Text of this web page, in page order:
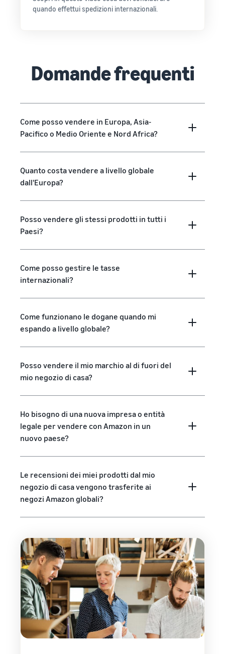
quando effettui spedizioni internazionali.
Domande frequenti
Come posso vendere in Europa, Asia-
Pacifico o Medio Oriente e Nord Africa?
Quanto costa vendere a livello globale
dall'Europa?
Posso vendere gli stessi prodotti in tutti i
Paesi?
Come posso gestire le tasse
internazionali?
Come funzionano le dogane quando mi
espando a livello globale?
Posso vendere il mio marchio al di fuori del
mio negozio di casa?
Ho bisogno di una nuova impresa o entità
legale per vendere con Amazon in un
nuovo paese?
Le recensioni dei miei prodotti dal mio
negozio di casa vengono trasferite ai
negozi Amazon globali?